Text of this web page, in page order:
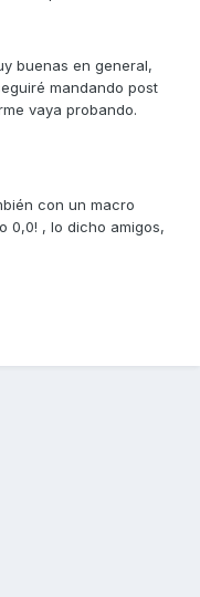
buenas en general,
mandando post
vaya probando.
con un macro
0,0! , lo dicho amigos,